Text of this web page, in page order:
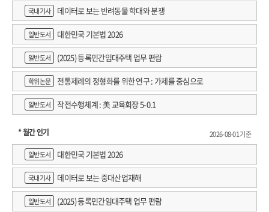
국내기사
데이터로 보는 반려동물 학대와 분쟁
일반도서 대한민국 기본법 2026
일반도서 (2025) 등록민간임대주택 업무 편람
학위논문 전통제례의 정형화를 위한 연구 : 가제를 중심으로
일반도서 작전수행체계 : 美 교육회장 5-0.1
* 월간 인기
2026-08-01 기준
일반도서
대한민국 기본법 2026
국내기사 데이터로 보는 중대산업재해
일반도서 (2025) 등록민간임대주택 업무 편람